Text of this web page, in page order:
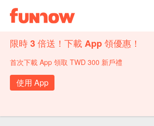
限時 3 倍送！下載 App 領優惠！
首次下載 App 領取 TWD 300 新戶禮
使用 App